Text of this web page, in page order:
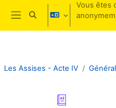
Passer au contenu principal
Panneau latéral
Activer/désactiver la
Vous êtes
Les Assises - Acte IV